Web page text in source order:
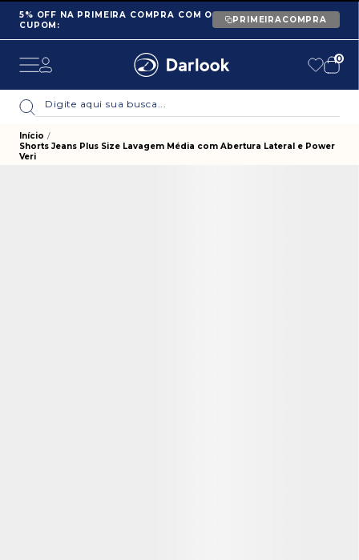
5% OFF NA PRIMEIRA COMPRA COM O
CUPOM:
PRIMEIRACOMPRA
0
Início
Shorts Jeans Plus Size Lavagem Média com Abertura Lateral e Power
Veri